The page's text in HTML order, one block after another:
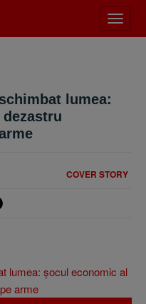
meniu
lumea:
COVER STORY